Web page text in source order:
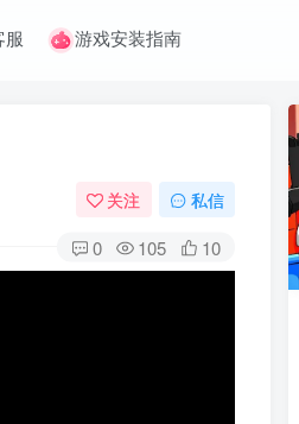
服 游戏安装指南
关注 私信
0 105 10